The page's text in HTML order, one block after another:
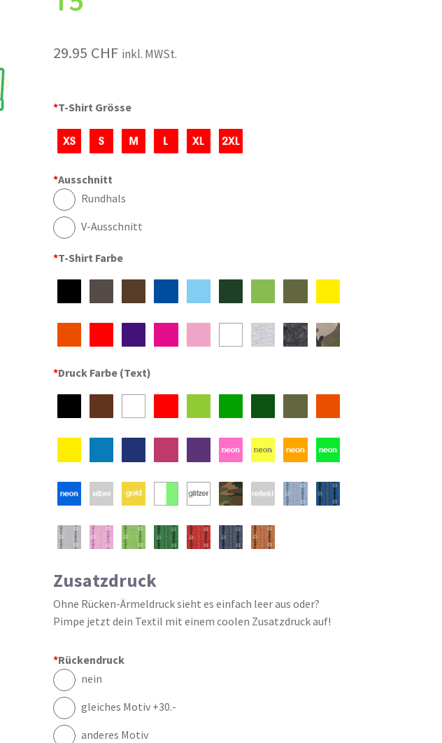
29.95 CHF inkl. MWSt.
*T-Shirt Grösse
*Ausschnitt
Rundhals
V-Ausschnitt
*T-Shirt Farbe
*Druck Farbe (Text)
Zusatzdruck
Ohne Rücken-Ärmeldruck sieht es einfach leer aus oder?
Pimpe jetzt dein Textil mit einem coolen Zusatzdruck auf!
*Rückendruck
nein
gleiches Motiv +30.-
anderes Motiv